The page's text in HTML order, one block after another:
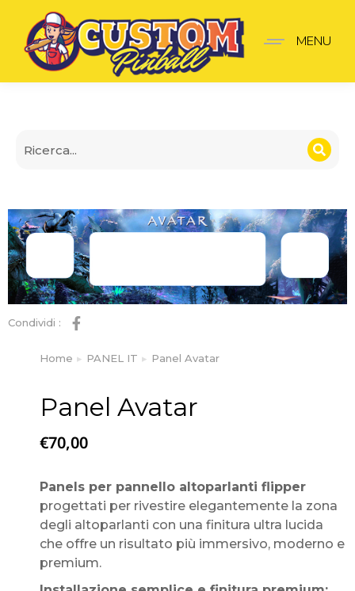
Panel Avatar
MENU
Condividi :
Tu sei qui:
Home PANEL IT Panel Avatar
Panel Avatar
€70,00
Panels per pannello altoparlanti flipper
progettati per rivestire elegantemente la zona
degli altoparlanti con una finitura ultra lucida
che offre un risultato più immersivo, moderno e
premium.